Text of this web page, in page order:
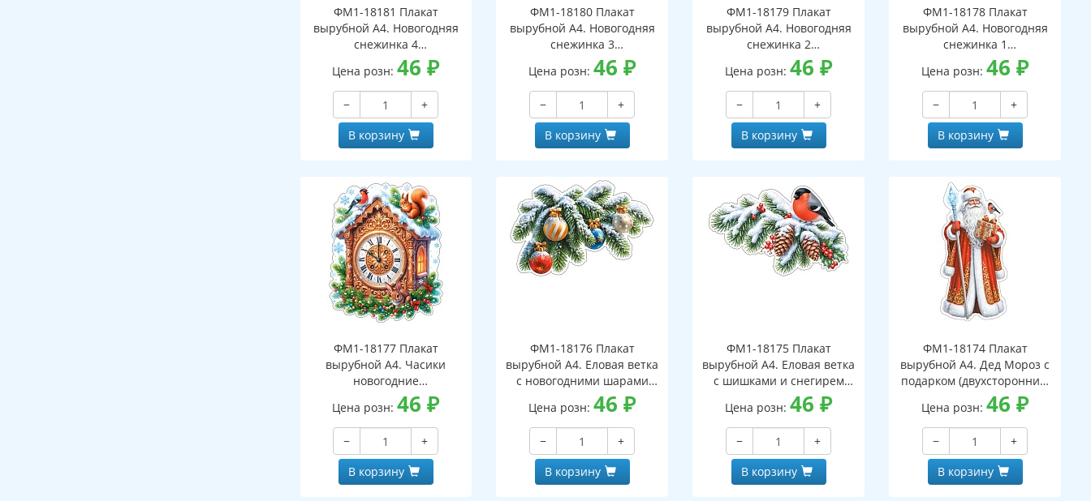
ФМ1-18181 Плакат
вырубной А4. Новогодняя
снежинка 4
(двухсторонний, ВД-лак)
Цена розн:46₽
−
+
В корзину
ФМ1-18180 Плакат
вырубной А4. Новогодняя
снежинка 3
(двухсторонний, ВД-лак)
Цена розн:46₽
−
+
В корзину
ФМ1-18179 Плакат
вырубной А4. Новогодняя
снежинка 2
(двухсторонний, ВД-лак)
Цена розн:46₽
−
+
В корзину
ФМ1-18178 Плакат
вырубной А4. Новогодняя
снежинка 1
(двухсторонний, ВД-лак)
Цена розн:46₽
−
+
В корзину
ФМ1-18177 Плакат
вырубной А4. Часики
новогодние
(двухсторонний, ВД-лак)
Цена розн:46₽
−
+
В корзину
ФМ1-18176 Плакат
вырубной А4. Еловая ветка
с новогодними шарами
(двухсторонний, ВД-лак)
Цена розн:46₽
−
+
В корзину
ФМ1-18175 Плакат
вырубной А4. Еловая ветка
с шишками и снегирем
(двухсторонний, ВД-лак)
Цена розн:46₽
−
+
В корзину
ФМ1-18174 Плакат
вырубной А4. Дед Мороз с
подарком (двухсторонний,
ВД-лак)
Цена розн:46₽
−
+
В корзину